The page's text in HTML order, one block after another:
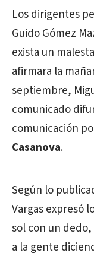
Los dirigentes
Guido Gómez
exista un
afirmara la
septiembre,
comunicado
comunicación
Casanova.
Según lo
Vargas expresó
sol con un
a la gente